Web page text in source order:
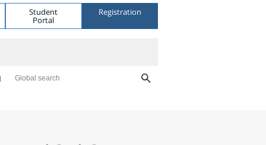
Student
Portal
Registration
Global search